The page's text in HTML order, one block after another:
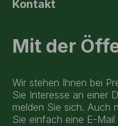
Kontakt
Mit der
Wir stehen Ihnen bei
Sie Interesse an einer
melden Sie sich. Auch
Sie einfach eine E-